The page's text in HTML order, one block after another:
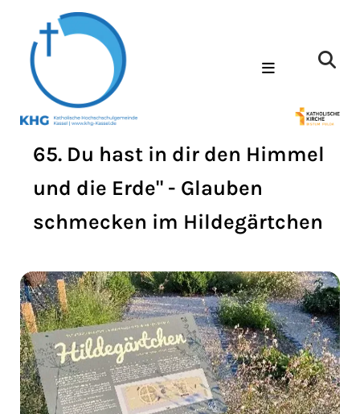
65. Du hast in dir den Himmel
und die Erde" - Glauben
schmecken im Hildegärtchen